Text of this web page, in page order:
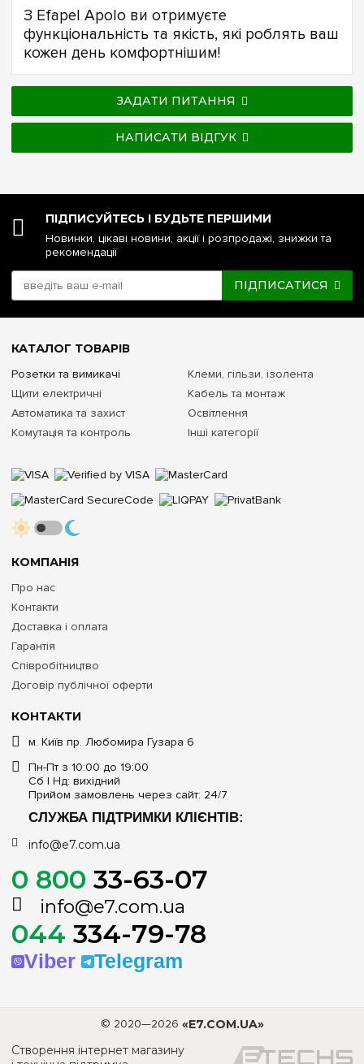
З Efapel Apolo ви отримуєте
функціональність та якість, які роблять ваш
кожен день комфортнішим!
ЗАДАТИ ПИТАННЯ
НАПИСАТИ ВІДГУК
ПІДПИСУЙТЕСЬ І БУДЬТЕ ПЕРШИМИ
Новинки, цікаві новини, акції і розпродажі, знижки та
рекомендації
ПІДПИСАТИСЯ
КОНТАКТИ
м. Київ пр. Любомира Гузара 6
Пн-Пт з 10:00 до 19:00
Сб | Нд: вихідний
Прийом замовлень через сайт: 24/7
СЛУЖБА ПІДТРИМКИ КЛІЄНТІВ:
info@e7.com.ua
0 800 33-63-07
info@e7.com.ua
044 334-79-78
Viber Telegram
КОМПАНІЯ
Про нас
Контакти
Доставка і оплата
Гарантія
Співробітництво
Договір публічної оферти
КАТАЛОГ ТОВАРІВ
Розетки та вимикачі
Щити електричні
Автоматика та захист
Комутація та контроль
Клеми, гільзи, ізолента
Кабель та монтаж
Освітлення
Інші категорії
© 2020—2026 «E7.COM.UA»
Створення інтернет магазину